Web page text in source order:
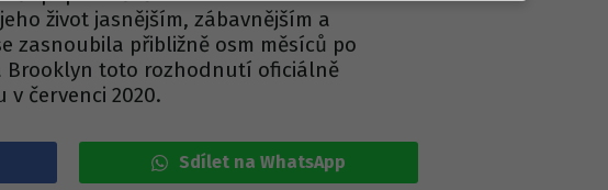
život jasnějším, zábavnějším a
zasnoubila přibližně osm měsíců po
Brooklyn toto rozhodnutí oficiálně
červenci 2020.
Sdílet na WhatsApp